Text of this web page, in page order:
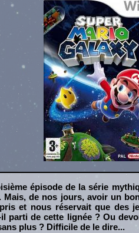
épisode de la série
Mais, de nos jours, avoir un
et nous réservait que des
parti de cette lignée ? Ou
plus ? Difficile de le dire...